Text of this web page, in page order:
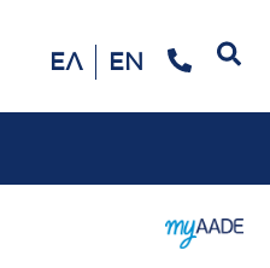
ΕΛ EN